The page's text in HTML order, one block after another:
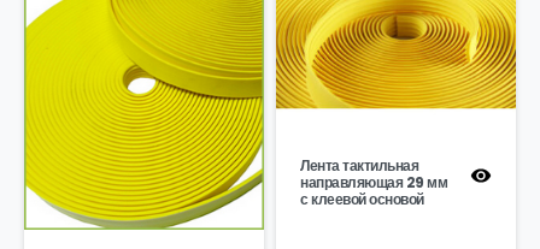
Лента тактильная
направляющая 29 мм
с клеевой основой